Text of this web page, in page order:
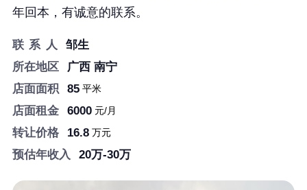
店面面积 85
店面租金 6000
转让价格 16.8
预估年收入 20万-30万
年回本，有诚意的联系。
联 系 人
邹生
所在地区
广西 南宁
店面面积
85平米
店面租金 6000元/月
转让价格 16.8万元
预估年收入 20万-30万